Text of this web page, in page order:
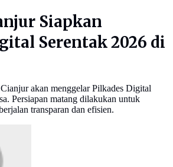
Siapkan
Serentak 2026 di
akan menggelar Pilkades Digital
Persiapan matang dilakukan untuk
transparan dan efisien.